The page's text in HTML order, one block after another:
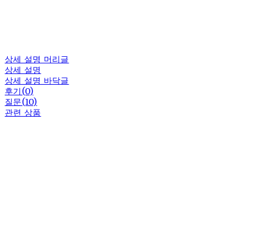
상세 설명 머리글
상세 설명
상세 설명 바닥글
후기(0)
질문(10)
관련 상품